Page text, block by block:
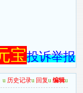
宝投诉举报
u 历史记录u 回复u 编辑u